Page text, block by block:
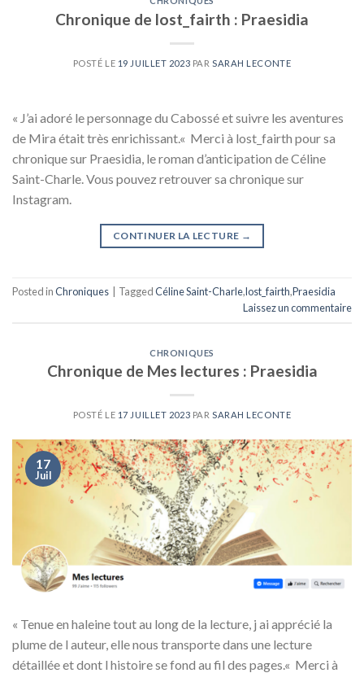
Chronique de lost_fairth : Praesidia
POSTÉ LE 19 JUILLET 2023 PAR SARAH LECONTE
« J’ai adoré le personnage du Cabossé et suivre les aventures
de Mira était très enrichissant.« Merci à lost_fairth pour sa
chronique sur Praesidia, le roman d’anticipation de Céline
Saint-Charle. Vous pouvez retrouver sa chronique sur
Instagram.
CONTINUER LA LECTURE →
Posted inChroniques TaggedCéline Saint-Charle,lost_fairth,Praesidia
Laissez un commentaire
CHRONIQUES
Chronique de Mes lectures : Praesidia
POSTÉ LE 17 JUILLET 2023 PAR SARAH LECONTE
17
Juil
« Tenue en haleine tout au long de la lecture, j ai apprécié la
plume de l auteur, elle nous transporte dans une lecture
détaillée et dont l histoire se fond au fil des pages.« Merci à